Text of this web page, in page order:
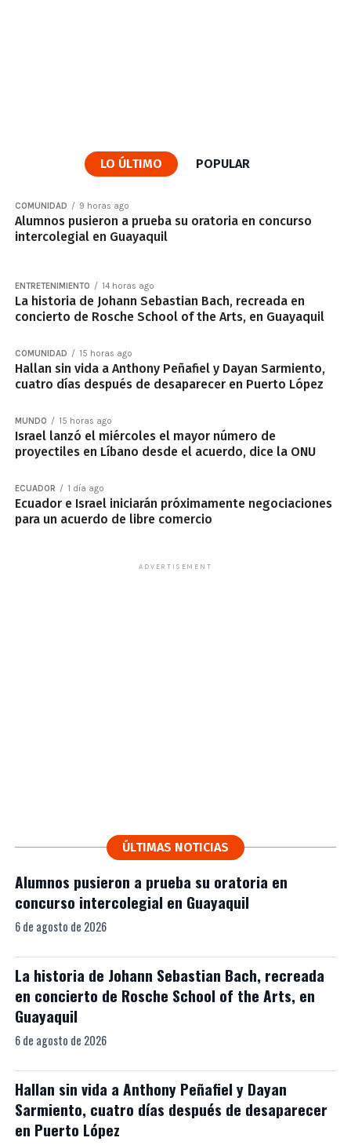
LO ÚLTIMO POPULAR
COMUNIDAD 9 horas ago
Alumnos pusieron a prueba su oratoria en concurso
intercolegial en Guayaquil
ENTRETENIMIENTO 14 horas ago
La historia de Johann Sebastian Bach, recreada en
concierto de Rosche School of the Arts, en Guayaquil
COMUNIDAD 15 horas ago
Hallan sin vida a Anthony Peñafiel y Dayan Sarmiento,
cuatro días después de desaparecer en Puerto López
MUNDO 15 horas ago
Israel lanzó el miércoles el mayor número de
proyectiles en Líbano desde el acuerdo, dice la ONU
ECUADOR 1 día ago
Ecuador e Israel iniciarán próximamente negociaciones
para un acuerdo de libre comercio
ADVERTISEMENT
ÚLTIMAS NOTICIAS
Alumnos pusieron a prueba su oratoria en
concurso intercolegial en Guayaquil
6 de agosto de 2026
La historia de Johann Sebastian Bach, recreada
en concierto de Rosche School of the Arts, en
Guayaquil
6 de agosto de 2026
Hallan sin vida a Anthony Peñafiel y Dayan
Sarmiento, cuatro días después de desaparecer
en Puerto López